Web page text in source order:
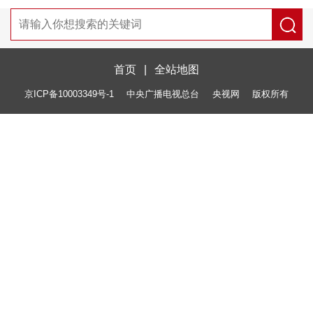
首页 全站地图
京ICP备10003349号-1 中央广播电视总台 央视网 版权所有